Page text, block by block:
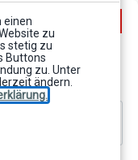
Selector de
einen
zu
stetig zu
Buttons
zu. Unter
ändern.